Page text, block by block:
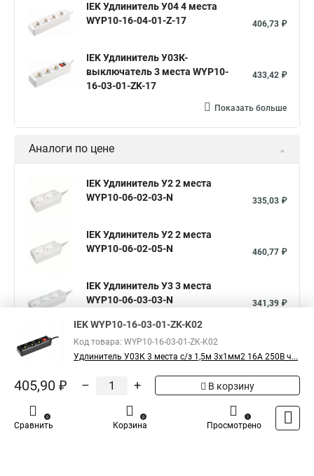
IEK Удлинитель У04 4 места
WYP10-16-04-01-Z-17
406,73 ₽
IEK Удлинитель У03К-
выключатель 3 места WYP10-
16-03-01-ZK-17
433,42 ₽
Показать больше
Аналоги по цене
IEK Удлинитель У2 2 места
WYP10-06-02-03-N
335,03 ₽
IEK Удлинитель У2 2 места
WYP10-06-02-05-N
460,77 ₽
IEK Удлинитель У3 3 места
WYP10-06-03-03-N
341,39 ₽
Показать больше
Общая оценка товара: 5 1
IEK WYP10-16-03-01-ZK-K02
Код товара: WYP10-16-03-01-ZK-K02
Удлинитель У03К 3 места с/з 1,5м 3х1мм2 16А 250В ч...
405,90 ₽ – + В корзину
Сравнить
0
Корзина
0
Просмотрено
1